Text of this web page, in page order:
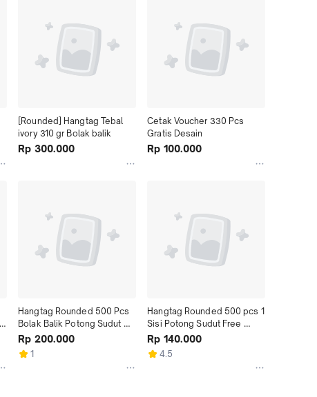
[Rounded] Hangtag Tebal
ivory 310 gr Bolak balik
Rp 300.000
Cetak Voucher 330 Pcs
Gratis Desain
Rp 100.000
Hangtag Rounded 500 Pcs
Bolak Balik Potong Sudut
Free Design
Rp 200.000
1
Hangtag Rounded 500 pcs 1
Sisi Potong Sudut Free
Design
Rp 140.000
4.5